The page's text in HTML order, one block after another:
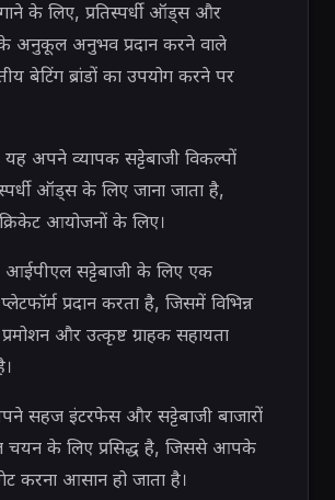
के लिए, प्रतिस्पर्धी ऑड्स और
के अनुकूल अनुभव प्रदान करने वाले
बेटिंग ब्रांडों का उपयोग करने पर
यह अपने व्यापक सट्टेबाजी विकल्पों
ऑड्स के लिए जाना जाता है,
आयोजनों के लिए।
सट्टेबाजी के लिए एक
प्रदान करता है, जिसमें विभिन्न
और उत्कृष्ट ग्राहक सहायता
सहज इंटरफेस और सट्टेबाजी बाजारों
चयन के लिए प्रसिद्ध है, जिससे आपके
करना आसान हो जाता है।